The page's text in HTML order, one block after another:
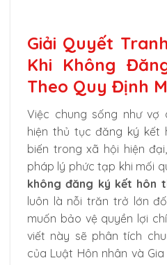
Giải Quyết
Khi Không
Theo Quy Định
Việc chung sống như vợ
hiện thủ tục đăng ký kết
biến trong xã hội hiện
pháp lý phức tạp khi mối
không đăng ký kết hôn
luôn là nỗi trăn trở lớn
muốn bảo vệ quyền lợi
viết này sẽ phân tích
của Luật Hôn nhân và